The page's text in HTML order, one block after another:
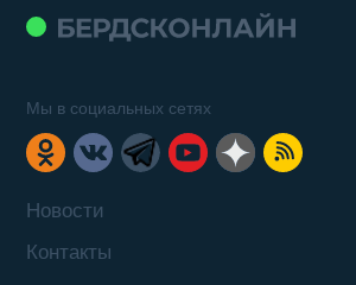
Новости
Контакты
Мы в социальных сетях